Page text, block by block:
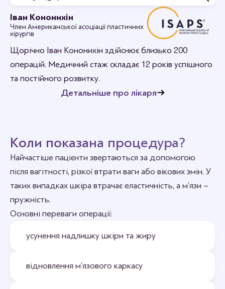
Іван Кононихін
Член Американської асоціації пластичних
хірургів
Щорічно Іван Кононихін здійснює близько 200
операцій. Медичний стаж складає 12 років успішного
та постійного розвитку.
Детальніше про лікаря
Станьте першим хто залишить відгук.
Коли показана процедура?
Найчастіше пацієнти звертаються за допомогою
після вагітності, різкої втрати ваги або вікових змін. У
таких випадках шкіра втрачає еластичність, а м’язи –
пружність.
Основні переваги операції:
усунення надлишку шкіри та жиру
відновлення м’язового каркасу